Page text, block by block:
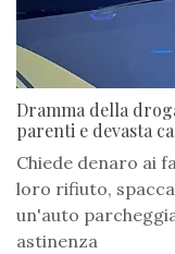
Dramma della
parenti e devasta
Chiede denaro ai
loro rifiuto,
un'auto
astinenza